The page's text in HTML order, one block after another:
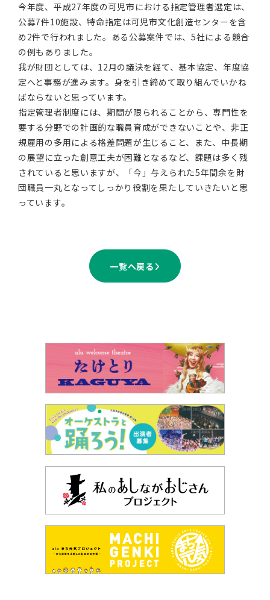
今年度、平成27年度の可児市における指定管理者選定は、
公募7件10施設、特命指定は可児市文化創造センターを含
め2件で行われました。ある公募案件では、5社による競合
の例もありました。
我が財団としては、12月の議決を経て、基本協定、年度協
定へと事務が進みます。身を引き締めて取り組んでいかね
ばならないと思っています。
指定管理者制度には、期間が限られることから、専門性を
要する分野での計画的な職員育成ができないことや、非正
規雇用の多用による格差問題が生じること、また、中長期
の展望に立った創意工夫が困難となるなど、課題は多く残
されていると思いますが、「今」与えられた5年間余を財
団職員一丸となってしっかり役割を果たしていきたいと思
っています。
一覧へ戻る